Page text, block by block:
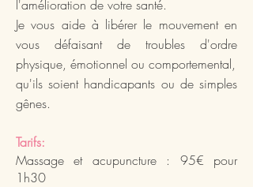
l'amélioration de votre santé.
Je vous aide à libérer le mouvement en
vous défaisant de troubles d'ordre
physique, émotionnel ou comportemental,
qu'ils soient handicapants ou de simples
gênes.
Tarifs:
Massage et acupuncture : 95€ pour
1h30